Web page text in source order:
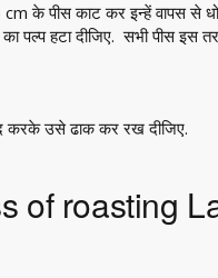
के पीस काट कर इन्हें वापस से
पल्प हटा दीजिए. सभी पीस इस
करके उसे ढाक कर रख दीजिए.
of roasting